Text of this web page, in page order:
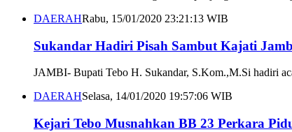
DAERAHRabu, 15/01/2020 23:21:13 WIB
Sukandar Hadiri Pisah Sambut Kajati
JAMBI- Bupati Tebo H. Sukandar, S.Kom.,M.Si hadiri
DAERAHSelasa, 14/01/2020 19:57:06 WIB
Kejari Tebo Musnahkan BB 23 Perkara